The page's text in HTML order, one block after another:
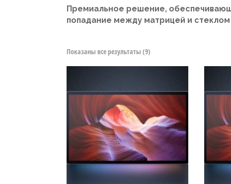
Премиальное решение,
попадание между матрицей и
Показаны все результаты (9)